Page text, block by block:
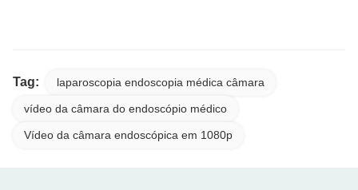
Tag: laparoscopia endoscopia médica câmara
vídeo da câmara do endoscópio médico
Vídeo da câmara endoscópica em 1080p